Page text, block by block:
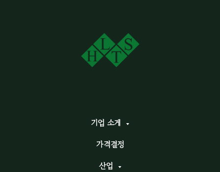
기업 소게
가격결정
산업